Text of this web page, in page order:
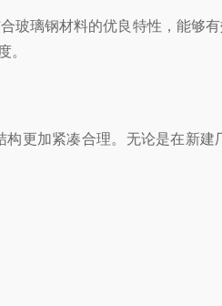
璃钢材料的优良特性，能够
。
加紧凑合理。无论是在新建